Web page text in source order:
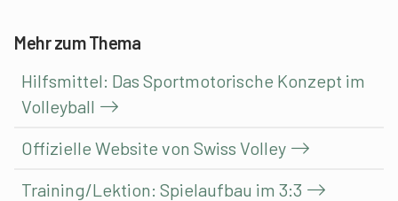
Mehr zum Thema
Hilfsmittel: Das Sportmotorische Konzept im
Volleyball
Offizielle Website von Swiss Volley
Training/Lektion: Spielaufbau im 3:3